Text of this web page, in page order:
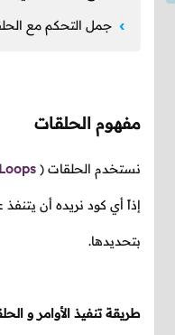
جمل التحكم مع
مفهوم الحلقات
نستخدم الحلقات (
Loops
إذاً أي كود نريده أن
بتحديدها.
طريقة تنفيذ الأوامر و